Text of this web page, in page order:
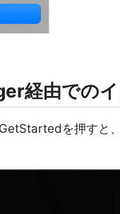
経由での
を押すと